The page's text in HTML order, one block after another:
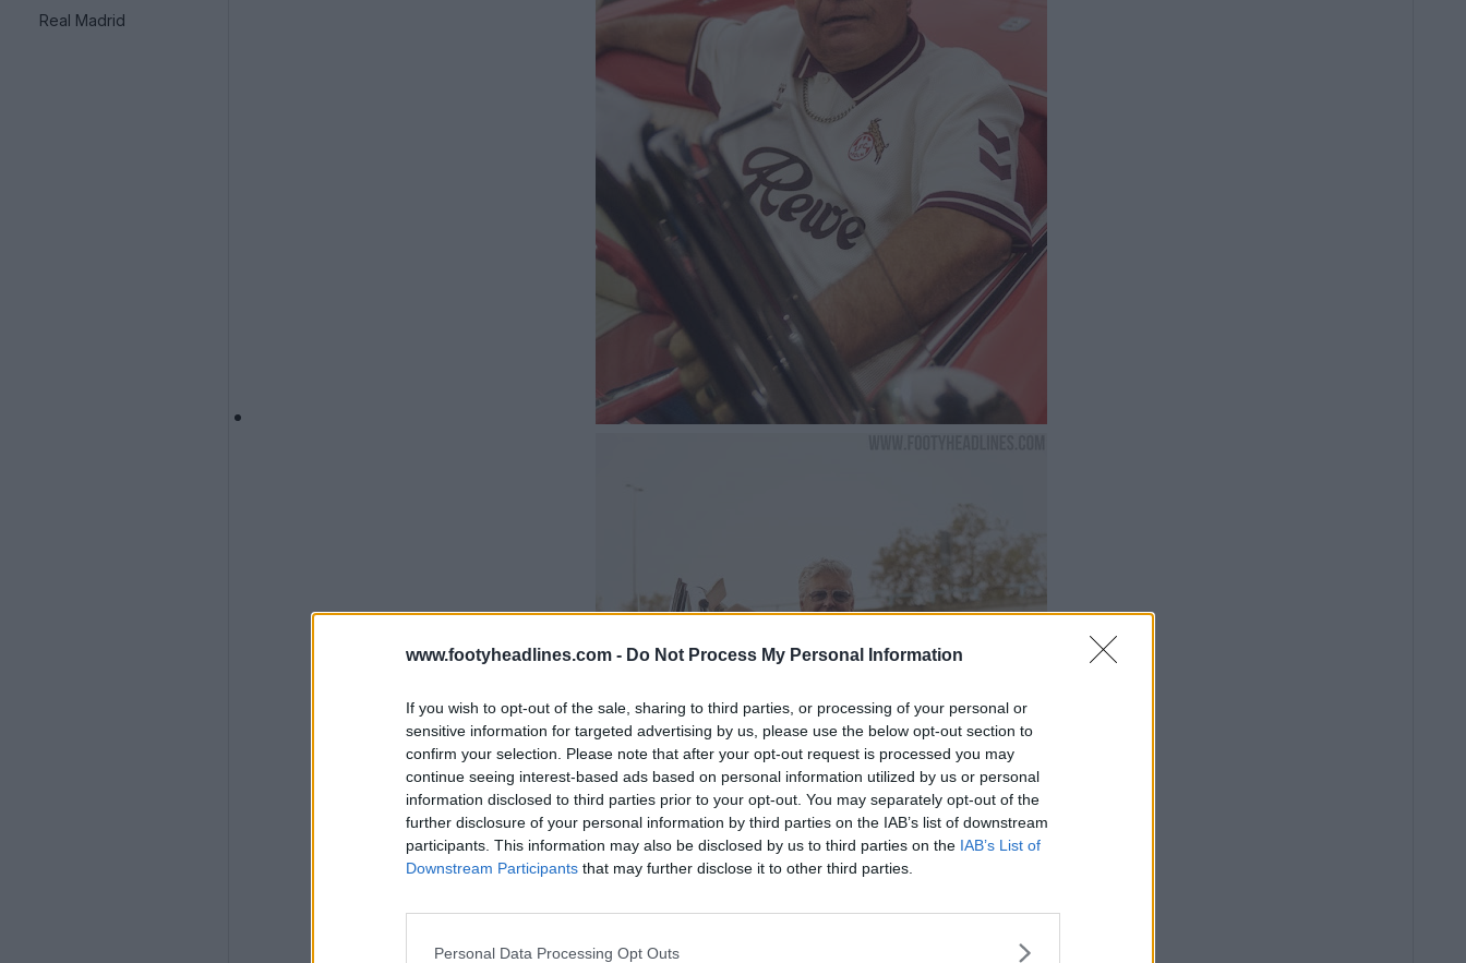
www.footyheadlines.com - Do Not Process My Personal Information
If you wish to opt-out of the sale, sharing to third parties, or processing of your personal or
sensitive information for targeted advertising by us, please use the below opt-out section to
confirm your selection. Please note that after your opt-out request is processed you may
continue seeing interest-based ads based on personal information utilized by us or personal
information disclosed to third parties prior to your opt-out. You may separately opt-out of the
further disclosure of your personal information by third parties on the IAB’s list of downstream
participants. This information may also be disclosed by us to third parties on the IAB’s List of
Downstream Participants that may further disclose it to other third parties.
Personal Data Processing Opt Outs
Real Madrid